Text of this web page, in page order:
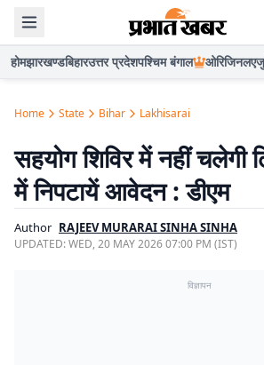
होमझारखण्डबिहारउत्तर प्रदेशपश्चिम बंगाल ओरिजिनल
Home State Bihar Lakhisarai
सहयोग शिविर में नहीं चलेगी
में निपटायें आवेदन : डीएम
Author RAJEEV MURARAI SINHA SINHA
UPDATED:WED, 20 MAY 2026 07:00 PM (IST)
विज्ञापन